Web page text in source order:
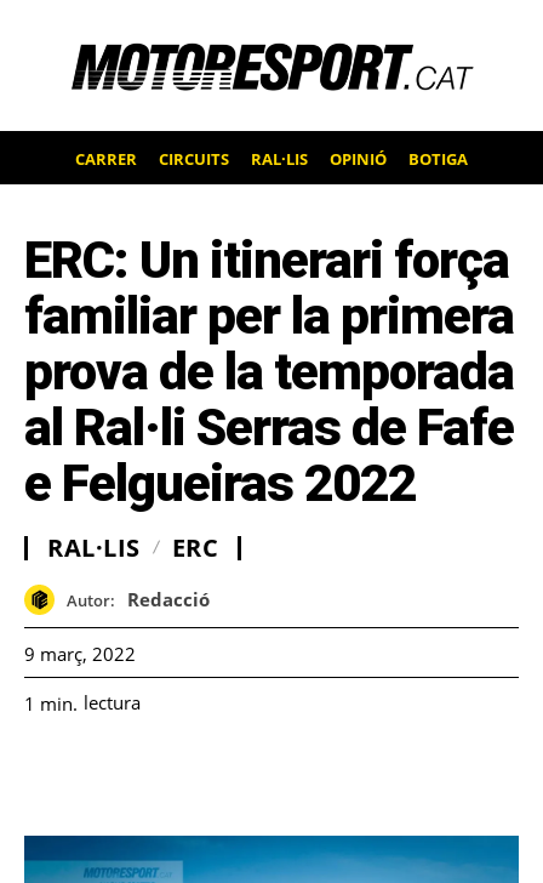
CARRER CIRCUITS RAL·LIS OPINIÓ BOTIGA
ERC: Un itinerari força
familiar per la primera
prova de la temporada
al Ral·li Serras de Fafe
e Felgueiras 2022
RAL·LIS ERC
Autor: Redacció
9 març, 2022
1 min. lectura